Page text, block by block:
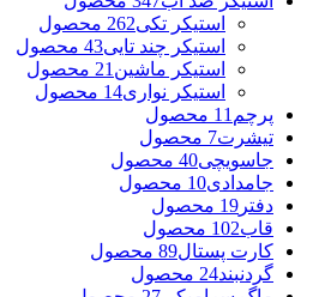
استیکر تکی262 محصول
استیکر چند تایی43 محصول
استیکر ماشین 21 محصول
استیکر نواری14 محصول
پرچم 11 محصول
تیشرت7 محصول
جاسویچی40 محصول
جامدادی10 محصول
دفتر 19 محصول
قاب102 محصول
کارت پستال89 محصول
گردنبند24 محصول